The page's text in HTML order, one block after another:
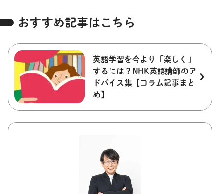
おすすめ記事はこちら
英語学習を今より「楽しく」
するには？NHK英語講師のア
ドバイス集【コラム記事まと
め】